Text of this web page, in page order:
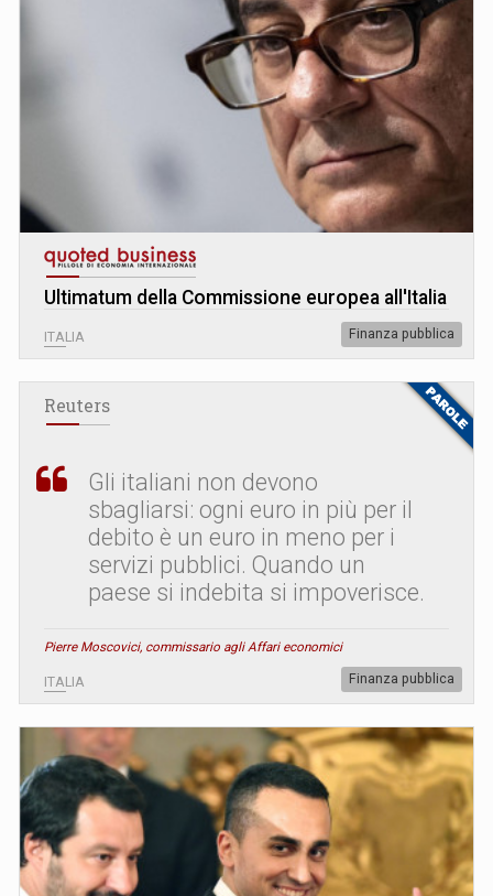
Ultimatum della Commissione europea all'Italia
ITALIA Finanza pubblica
Reuters
Gli italiani non devono
sbagliarsi: ogni euro in più per il
debito è un euro in meno per i
servizi pubblici. Quando un
paese si indebita si impoverisce.
Pierre Moscovici, commissario agli Affari economici
ITALIA Finanza pubblica